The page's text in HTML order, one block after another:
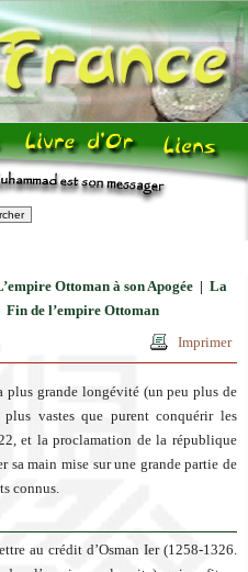
Ottoman à son Apogée | La
Fin de l’empire Ottoman
Imprimer
plus grande longévité (un peu plus de
vastes que purent conquérir les
et la proclamation de la république
sa main mise sur une grande partie de
connus.
au crédit d’Osman Ier (1258-1326.